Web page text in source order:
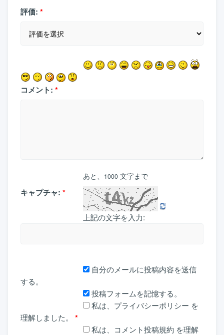
評価: *
コメント: *
あと、 1000 文字まで
キャプチャ: *
上記の文字を入力:
自分のメールに投稿内容を送信
する。
投稿フォームを記憶する。
私は、 プライバシーポリシー を
理解しました。
*
私は、 コメント投稿規約 を理解